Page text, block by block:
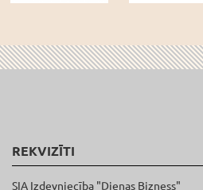
REKVIZĪTI
SIA Izdevniecība "Dienas Bizness"